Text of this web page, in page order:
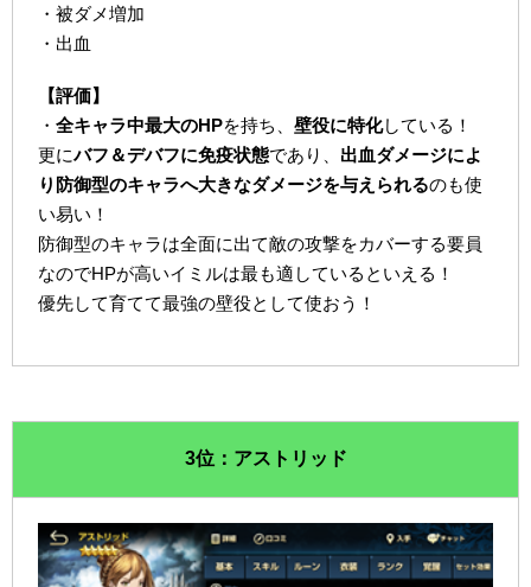
・被ダメ増加
・出血
【評価】
・全キャラ中最大のHPを持ち、壁役に特化している！
更にバフ＆デバフに免疫状態であり、 出血ダメージによ
り防御型のキャラへ大きなダメージを与えられるのも使
い易い！
防御型のキャラは全面に出て敵の攻撃をカバーする要員
なのでHPが高いイミルは最も適しているといえる！
優先して育てて最強の壁役として使おう！
3位：アストリッド